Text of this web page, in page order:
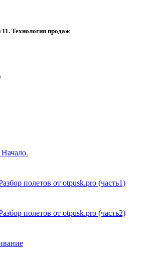
11. Технология продаж
полетов от otpusk.pro (часть1)
полетов от otpusk.pro (часть2)